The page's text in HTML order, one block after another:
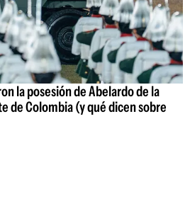
la posesión de Abelardo de la
de Colombia (y qué dicen sobre